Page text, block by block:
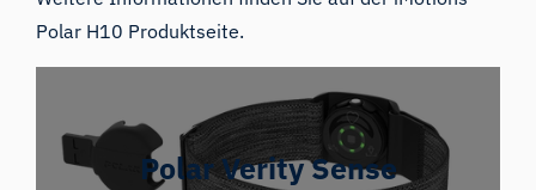
Polar H10 Produktseite.
Polar Verity Sense